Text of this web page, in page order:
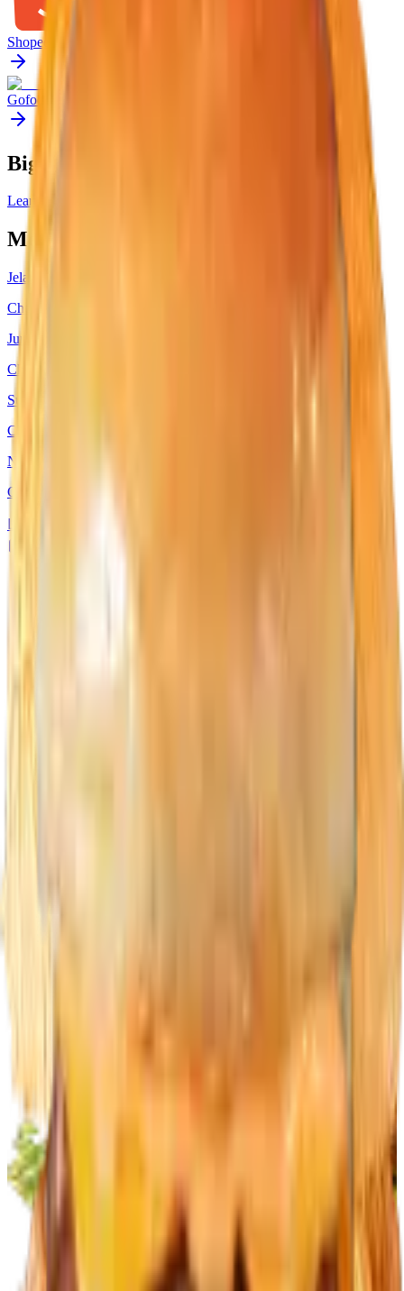
Shopee Food
Gofood
Big Order
Learn More
Menu Serupa
Jelata Cheesse
Cheese Burger
Juragan Cheese
Cheese Burger
Sultan Cheese
Cheese Burger
Ningrat Cheese
Cheese Burger
Lihat Semua Menu